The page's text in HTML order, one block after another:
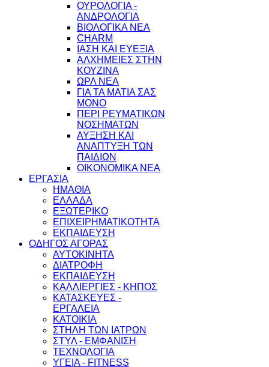
ΟΥΡΟΛΟΓΙΑ -
ΑΝΔΡΟΛΟΓΙΑ
ΒΙΟΛΟΓΙΚΑ ΝΕΑ
CHARM
ΙΑΣΗ ΚΑΙ ΕΥΕΞΙΑ
ΑΛΧΗΜΕΙΕΣ ΣΤΗΝ
ΚΟΥΖΙΝΑ
ΩΡΛ ΝEA
ΓΙΑ ΤΑ ΜΑΤΙΑ ΣΑΣ
ΜΟΝΟ
ΠΕΡΙ ΡΕΥΜΑΤΙΚΩΝ
ΝΟΣΗΜΑΤΩΝ
ΑΥΞΗΣΗ ΚΑΙ
ΑΝΑΠΤΥΞΗ ΤΩΝ
ΠΑΙΔΙΩΝ
ΟΙΚΟΝΟΜΙΚΑ ΝΕΑ
ΕΡΓΑΣΙΑ
ΗΜΑΘΙΑ
ΕΛΛΑΔΑ
ΕΞΩΤΕΡΙΚΟ
ΕΠΙΧΕΙΡΗΜΑΤΙΚΟΤΗΤΑ
ΕΚΠΑΙΔΕΥΣΗ
ΟΔΗΓΟΣ ΑΓΟΡΑΣ
ΑΥΤΟΚΙΝΗΤΑ
ΔΙΑΤΡΟΦΗ
ΕΚΠΑΙΔΕΥΣΗ
ΚΑΛΛΙΕΡΓΙΕΣ - ΚΗΠΟΣ
ΚΑΤΑΣΚΕΥΕΣ -
ΕΡΓΑΛΕΙΑ
ΚΑΤΟΙΚΙΑ
ΣΤΗΛΗ ΤΩΝ ΙΑΤΡΩΝ
ΣΤΥΛ - ΕΜΦΑΝΙΣΗ
ΤΕΧΝΟΛΟΓΙΑ
ΥΓΕΙΑ - FITNESS